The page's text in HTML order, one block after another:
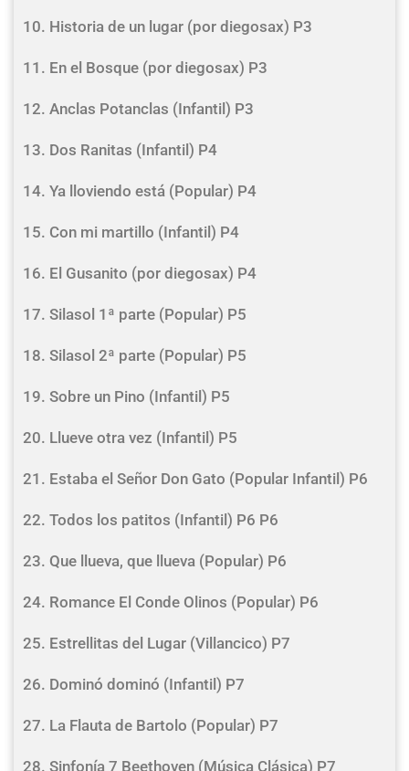
10. Historia de un lugar (por diegosax) P3
11. En el Bosque (por diegosax) P3
12. Anclas Potanclas (Infantil) P3
13. Dos Ranitas (Infantil) P4
14. Ya lloviendo está (Popular) P4
15. Con mi martillo (Infantil) P4
16. El Gusanito (por diegosax) P4
17. Silasol 1ª parte (Popular) P5
18. Silasol 2ª parte (Popular) P5
19. Sobre un Pino (Infantil) P5
20. Llueve otra vez (Infantil) P5
21. Estaba el Señor Don Gato (Popular Infantil) P6
22. Todos los patitos (Infantil) P6 P6
23. Que llueva, que llueva (Popular) P6
24. Romance El Conde Olinos (Popular) P6
25. Estrellitas del Lugar (Villancico) P7
26. Dominó dominó (Infantil) P7
27. La Flauta de Bartolo (Popular) P7
28. Sinfonía 7 Beethoven (Música Clásica) P7